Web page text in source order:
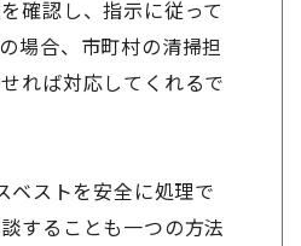
確認し、指示に従って
場合、市町村の清掃担
れば対応してくれるで
ベストを安全に処理で
することも一つの方法